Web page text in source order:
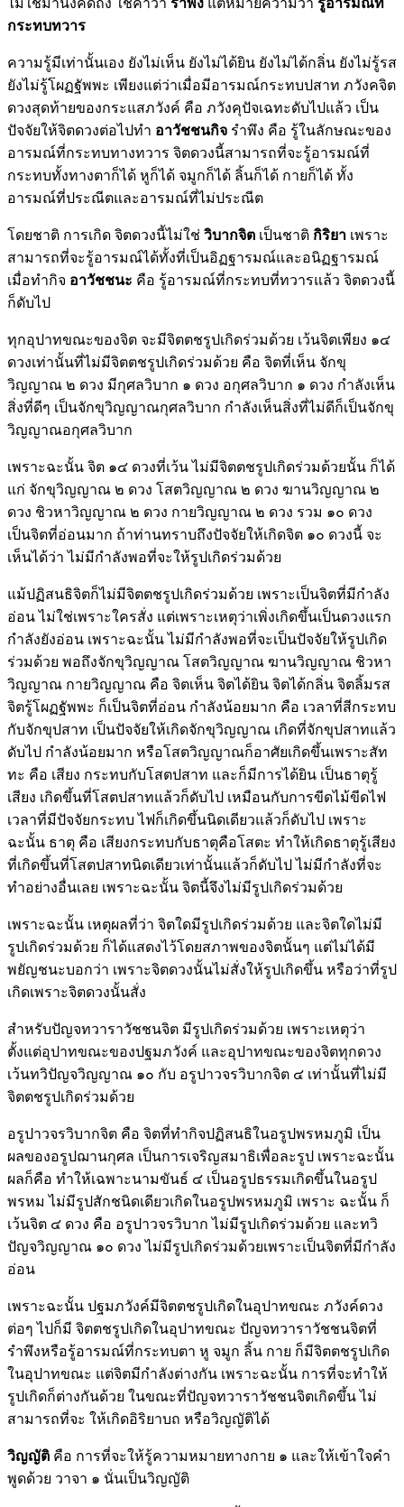
กระทบทวาร
ความรู้มีเท่านั้นเอง ยังไม่เห็น ยังไม่ได้ยิน ยังไม่ได้กลิ่น ยังไม่รู้รส
ยังไม่รู้โผฏฐัพพะ เพียงแต่ว่าเมื่อมีอารมณ์กระทบปสาท ภวังคจิต
ดวงสุดท้ายของกระแสภวังค์ คือ ภวังคุปัจเฉทะดับไปแล้ว เป็น
ปัจจัยให้จิตดวงต่อไปทำ อาวัชชนกิจ รำพึง คือ รู้ในลักษณะของ
อารมณ์ที่กระทบทางทวาร จิตดวงนี้สามารถที่จะรู้อารมณ์ที่
กระทบทั้งทางตาก็ได้ หูก็ได้ จมูกก็ได้ ลิ้นก็ได้ กายก็ได้ ทั้ง
อารมณ์ที่ประณีตและอารมณ์ที่ไม่ประณีต
โดยชาติ การเกิด จิตดวงนี้ไม่ใช่ วิบากจิต เป็นชาติ กิริยา เพราะ
สามารถที่จะรู้อารมณ์ได้ทั้งที่เป็นอิฏฐารมณ์และอนิฏฐารมณ์
เมื่อทำกิจ อาวัชชนะ คือ รู้อารมณ์ที่กระทบที่ทวารแล้ว จิตดวงนี้
ก็ดับไป
ทุกอุปาทขณะของจิต จะมีจิตตชรูปเกิดร่วมด้วย เว้นจิตเพียง ๑๔
ดวงเท่านั้นที่ไม่มีจิตตชรูปเกิดร่วมด้วย คือ จิตที่เห็น จักขุ
วิญญาณ ๒ ดวง มีกุศลวิบาก ๑ ดวง อกุศลวิบาก ๑ ดวง กำลังเห็น
สิ่งที่ดีๆ เป็นจักขุวิญญาณกุศลวิบาก กำลังเห็นสิ่งที่ไม่ดีก็เป็นจักขุ
วิญญาณอกุศลวิบาก
เพราะฉะนั้น จิต ๑๔ ดวงที่เว้น ไม่มีจิตตชรูปเกิดร่วมด้วยนั้น ก็ได้
แก่ จักขุวิญญาณ ๒ ดวง โสตวิญญาณ ๒ ดวง ฆานวิญญาณ ๒
ดวง ชิวหาวิญญาณ ๒ ดวง กายวิญญาณ ๒ ดวง รวม ๑๐ ดวง
เป็นจิตที่อ่อนมาก ถ้าท่านทราบถึงปัจจัยให้เกิดจิต ๑๐ ดวงนี้ จะ
เห็นได้ว่า ไม่มีกำลังพอที่จะให้รูปเกิดร่วมด้วย
แม้ปฏิสนธิจิตก็ไม่มีจิตตชรูปเกิดร่วมด้วย เพราะเป็นจิตที่มีกำลัง
อ่อน ไม่ใช่เพราะใครสั่ง แต่เพราะเหตุว่าเพิ่งเกิดขึ้นเป็นดวงแรก
กำลังยังอ่อน เพราะฉะนั้น ไม่มีกำลังพอที่จะเป็นปัจจัยให้รูปเกิด
ร่วมด้วย พอถึงจักขุวิญญาณ โสตวิญญาณ ฆานวิญญาณ ชิวหา
วิญญาณ กายวิญญาณ คือ จิตเห็น จิตได้ยิน จิตได้กลิ่น จิตลิ้มรส
จิตรู้โผฏฐัพพะ ก็เป็นจิตที่อ่อน กำลังน้อยมาก คือ เวลาที่สีกระทบ
กับจักขุปสาท เป็นปัจจัยให้เกิดจักขุวิญญาณ เกิดที่จักขุปสาทแล้ว
ดับไป กำลังน้อยมาก หรือโสตวิญญาณก็อาศัยเกิดขึ้นเพราะสัท
ทะ คือ เสียง กระทบกับโสตปสาท และก็มีการได้ยิน เป็นธาตุรู้
เสียง เกิดขึ้นที่โสตปสาทแล้วก็ดับไป เหมือนกับการขีดไม้ขีดไฟ
เวลาที่มีปัจจัยกระทบ ไฟก็เกิดขึ้นนิดเดียวแล้วก็ดับไป เพราะ
ฉะนั้น ธาตุ คือ เสียงกระทบกับธาตุคือโสตะ ทำให้เกิดธาตุรู้เสียง
ที่เกิดขึ้นที่โสตปสาทนิดเดียวเท่านั้นแล้วก็ดับไป ไม่มีกำลังที่จะ
ทำอย่างอื่นเลย เพราะฉะนั้น จิตนี้จึงไม่มีรูปเกิดร่วมด้วย
เพราะฉะนั้น เหตุผลที่ว่า จิตใดมีรูปเกิดร่วมด้วย และจิตใดไม่มี
รูปเกิดร่วมด้วย ก็ได้แสดงไว้โดยสภาพของจิตนั้นๆ แต่ไม่ได้มี
พยัญชนะบอกว่า เพราะจิตดวงนั้นไม่สั่งให้รูปเกิดขึ้น หรือว่าที่รูป
เกิดเพราะจิตดวงนั้นสั่ง
สำหรับปัญจทวาราวัชชนจิต มีรูปเกิดร่วมด้วย เพราะเหตุว่า
ตั้งแต่อุปาทขณะของปฐมภวังค์ และอุปาทขณะของจิตทุกดวง
เว้นทวิปัญจวิญญาณ ๑๐ กับ อรูปาวจรวิบากจิต ๔ เท่านั้นที่ไม่มี
จิตตชรูปเกิดร่วมด้วย
อรูปาวจรวิบากจิต คือ จิตที่ทำกิจปฏิสนธิในอรูปพรหมภูมิ เป็น
ผลของอรูปฌานกุศล เป็นการเจริญสมาธิเพื่อละรูป เพราะฉะนั้น
ผลก็คือ ทำให้เฉพาะนามขันธ์ ๔ เป็นอรูปธรรมเกิดขึ้นในอรูป
พรหม ไม่มีรูปสักชนิดเดียวเกิดในอรูปพรหมภูมิ เพราะ ฉะนั้น ก็
เว้นจิต ๔ ดวง คือ อรูปาวจรวิบาก ไม่มีรูปเกิดร่วมด้วย และทวิ
ปัญจวิญญาณ ๑๐ ดวง ไม่มีรูปเกิดร่วมด้วยเพราะเป็นจิตที่มีกำลัง
อ่อน
เพราะฉะนั้น ปฐมภวังค์มีจิตตชรูปเกิดในอุปาทขณะ ภวังค์ดวง
ต่อๆ ไปก็มี จิตตชรูปเกิดในอุปาทขณะ ปัญจทวาราวัชชนจิตที่
รำพึงหรือรู้อารมณ์ที่กระทบตา หู จมูก ลิ้น กาย ก็มีจิตตชรูปเกิด
ในอุปาทขณะ แต่จิตมีกำลังต่างกัน เพราะฉะนั้น การที่จะทำให้
รูปเกิดก็ต่างกันด้วย ในขณะที่ปัญจทวาราวัชชนจิตเกิดขึ้น ไม่
สามารถที่จะ ให้เกิดอิริยาบถ หรือวิญญัติได้
วิญญัติ คือ การที่จะให้รู้ความหมายทางกาย ๑ และให้เข้าใจคำ
พูดด้วย วาจา ๑ นั่นเป็นวิญญัติ